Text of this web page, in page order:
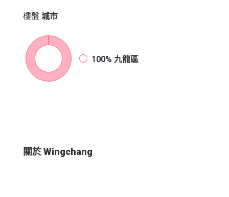
樓盤 城市
100% 九龍區
關於 Wingchang